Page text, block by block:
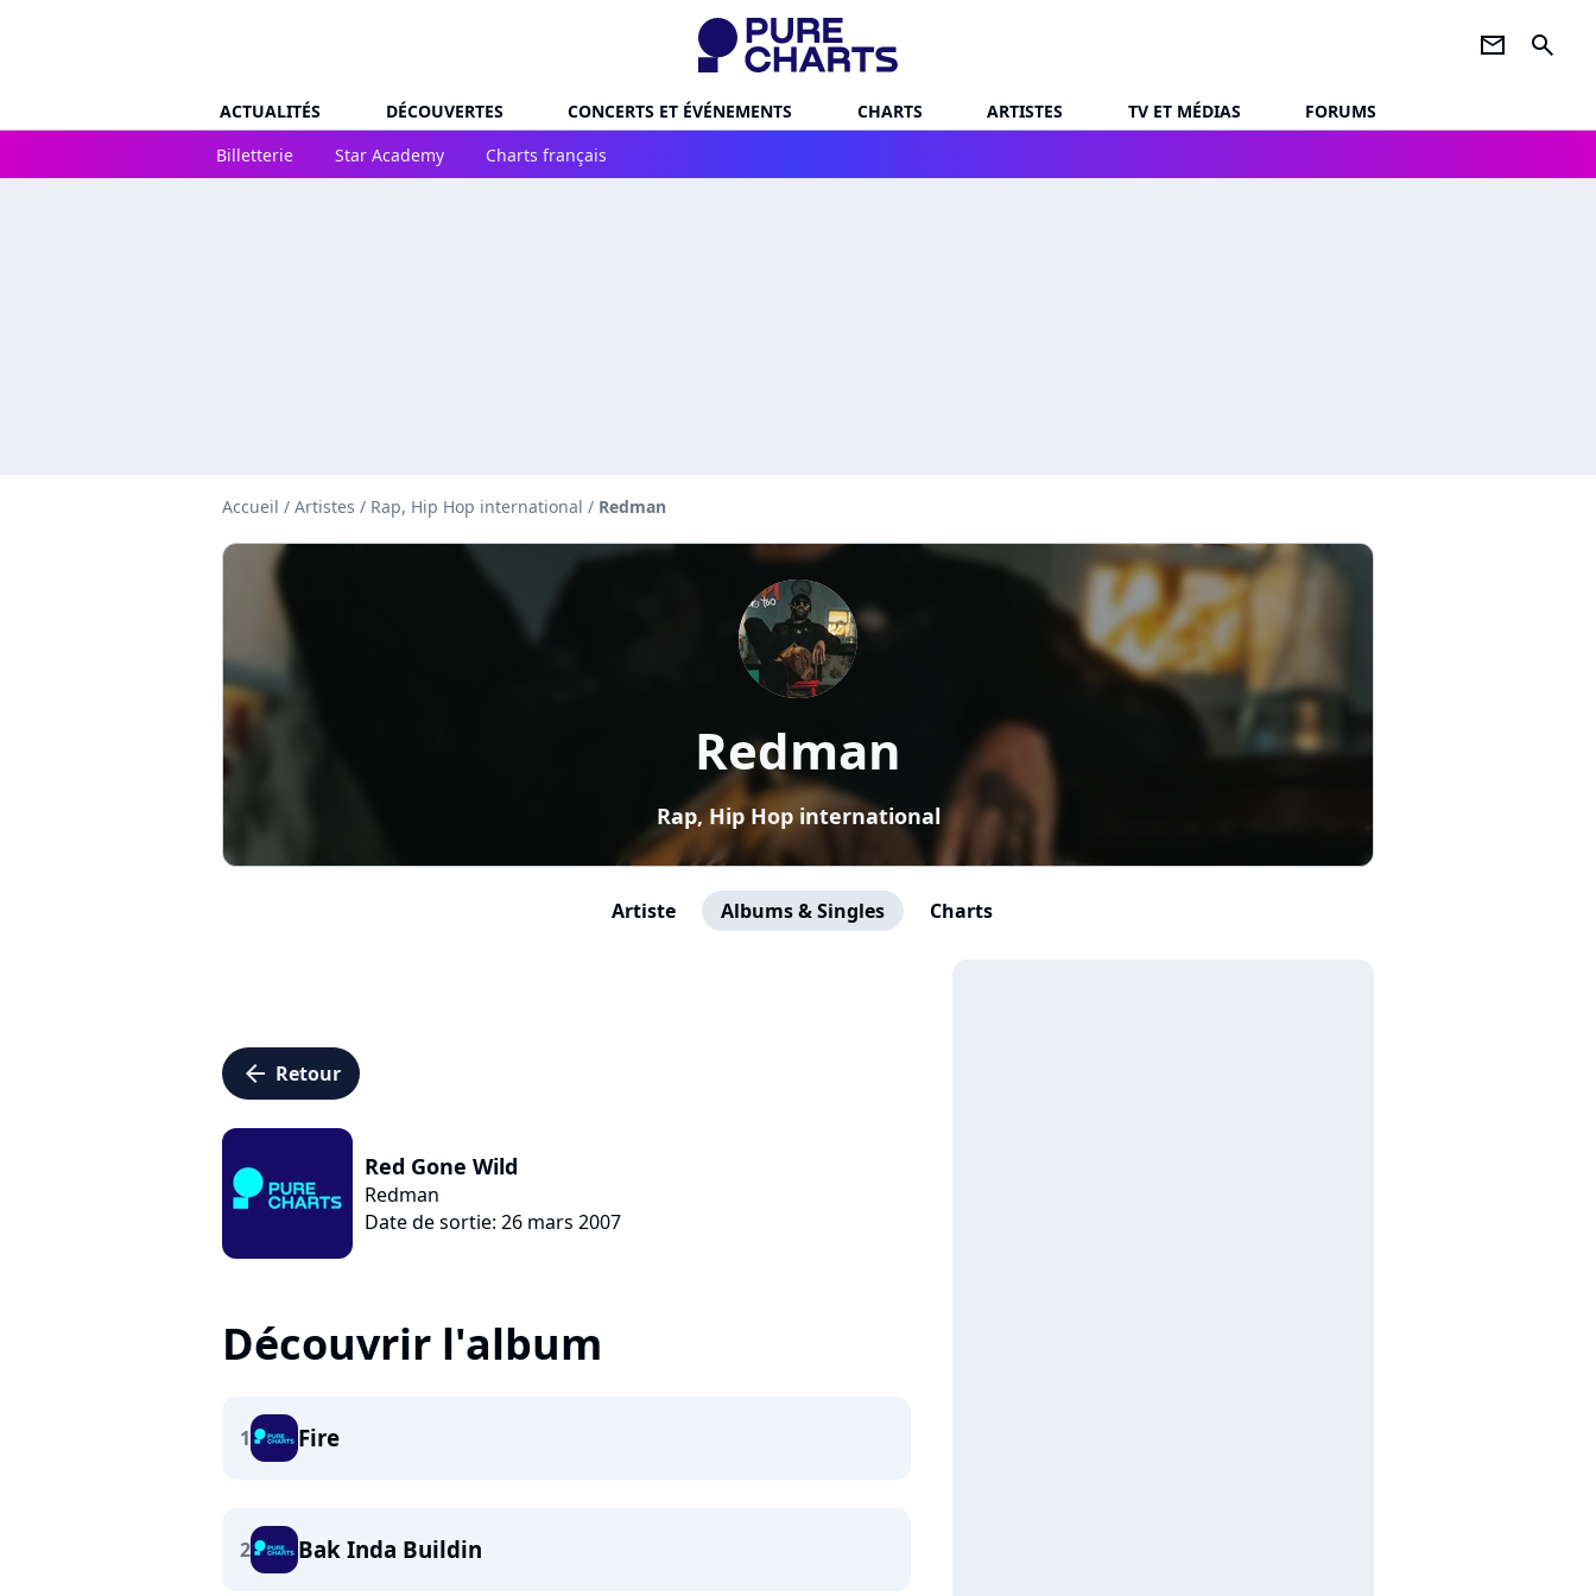
newsletter search
ACTUALITÉS DÉCOUVERTES CONCERTS ET ÉVÉNEMENTS CHARTS ARTISTES TV ET MÉDIAS
FORUMS
Billetterie
Star Academy Charts français
Accueil / Artistes / Rap, Hip Hop international / Redman
Redman
Rap, Hip Hop international
Artiste Albums & Singles Charts
arrow_left Retour
Red Gone Wild
Redman
Date de sortie: 26 mars 2007
Découvrir l'album
1 Fire
2 Bak Inda Buildin